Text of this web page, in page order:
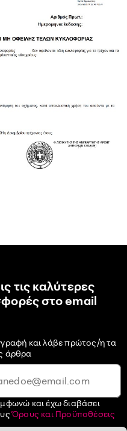
τις καλύτερες
στο email
και λάβε πρώτος/η τα
άρθρα
και έχω διαβάσει
Όρους και Προϋποθέσεις